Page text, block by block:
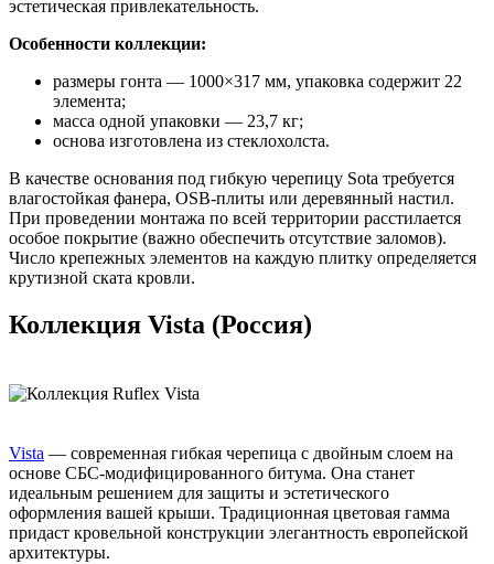
эстетическая привлекательность.
Особенности коллекции:
размеры гонта — 1000×317 мм, упаковка содержит 22
элемента;
масса одной упаковки — 23,7 кг;
основа изготовлена из стеклохолста.
В качестве основания под гибкую черепицу Sota требуется
влагостойкая фанера, OSB-плиты или деревянный настил.
При проведении монтажа по всей территории расстилается
особое покрытие (важно обеспечить отсутствие заломов).
Число крепежных элементов на каждую плитку определяется
крутизной ската кровли.
Коллекция Vista (Россия)
Vista — современная гибкая черепица с двойным слоем на
основе СБС-модифицированного битума. Она станет
идеальным решением для защиты и эстетического
оформления вашей крыши. Традиционная цветовая гамма
придаст кровельной конструкции элегантность европейской
архитектуры.